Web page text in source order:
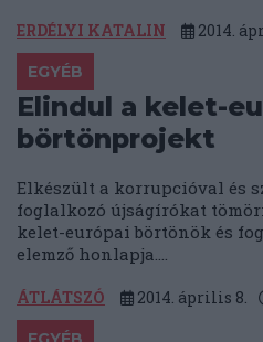
ERDÉLYI KATALIN 2014.
EGYÉB
Elindul a kelet-
börtönprojekt
Elkészült a korrupcióval és
foglalkozó újságírókat
kelet-európai börtönök és
elemző honlapja....
ÁTLÁTSZÓ 2014. április 8.